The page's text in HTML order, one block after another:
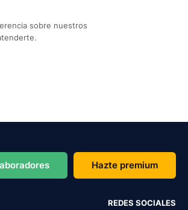
sobre nuestros
Hazte premium
REDES SOCIALES